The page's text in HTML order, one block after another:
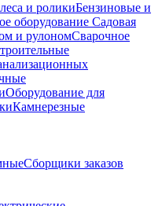
и роликиБензиновые и
оборудование Садовая
и рулономСварочное
Оборудование для
Камнерезные
Сборщики заказов